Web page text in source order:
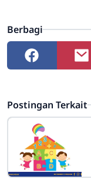
Berbagi
Postingan Terkait